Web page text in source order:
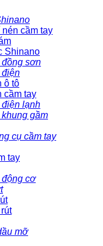
cầm tay
Shinano
sơn
điện
ô tô
cầm tay
lạnh
gầm
cụ cầm tay
tay
cơ
mỡ